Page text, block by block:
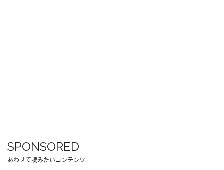
SPONSORED
あわせて読みたいコンテンツ